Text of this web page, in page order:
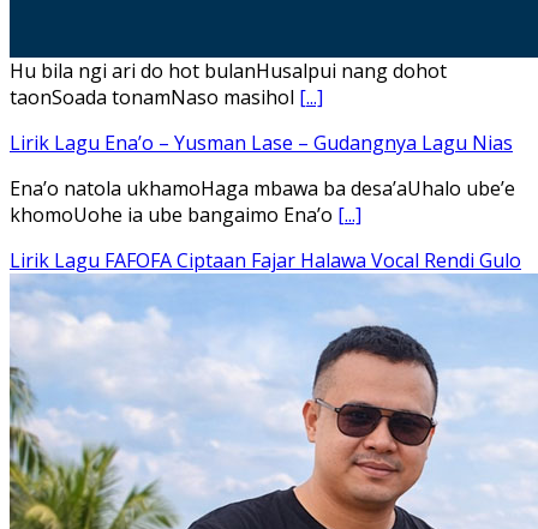
Hu bila ngi ari do hot bulanHusalpui nang dohot
taonSoada tonamNaso masihol [...]
Lirik Lagu Ena’o – Yusman Lase – Gudangnya Lagu Nias